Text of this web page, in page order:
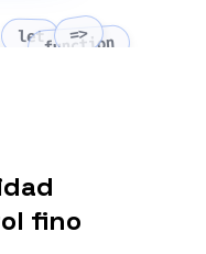
letfunction
=>
fino